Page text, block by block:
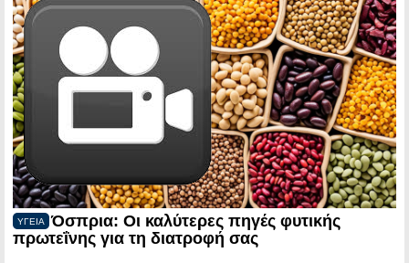
ΥΓΕΙΑ
Όσπρια: Οι καλύτερες πηγές φυτικής
πρωτεΐνης για τη διατροφή σας